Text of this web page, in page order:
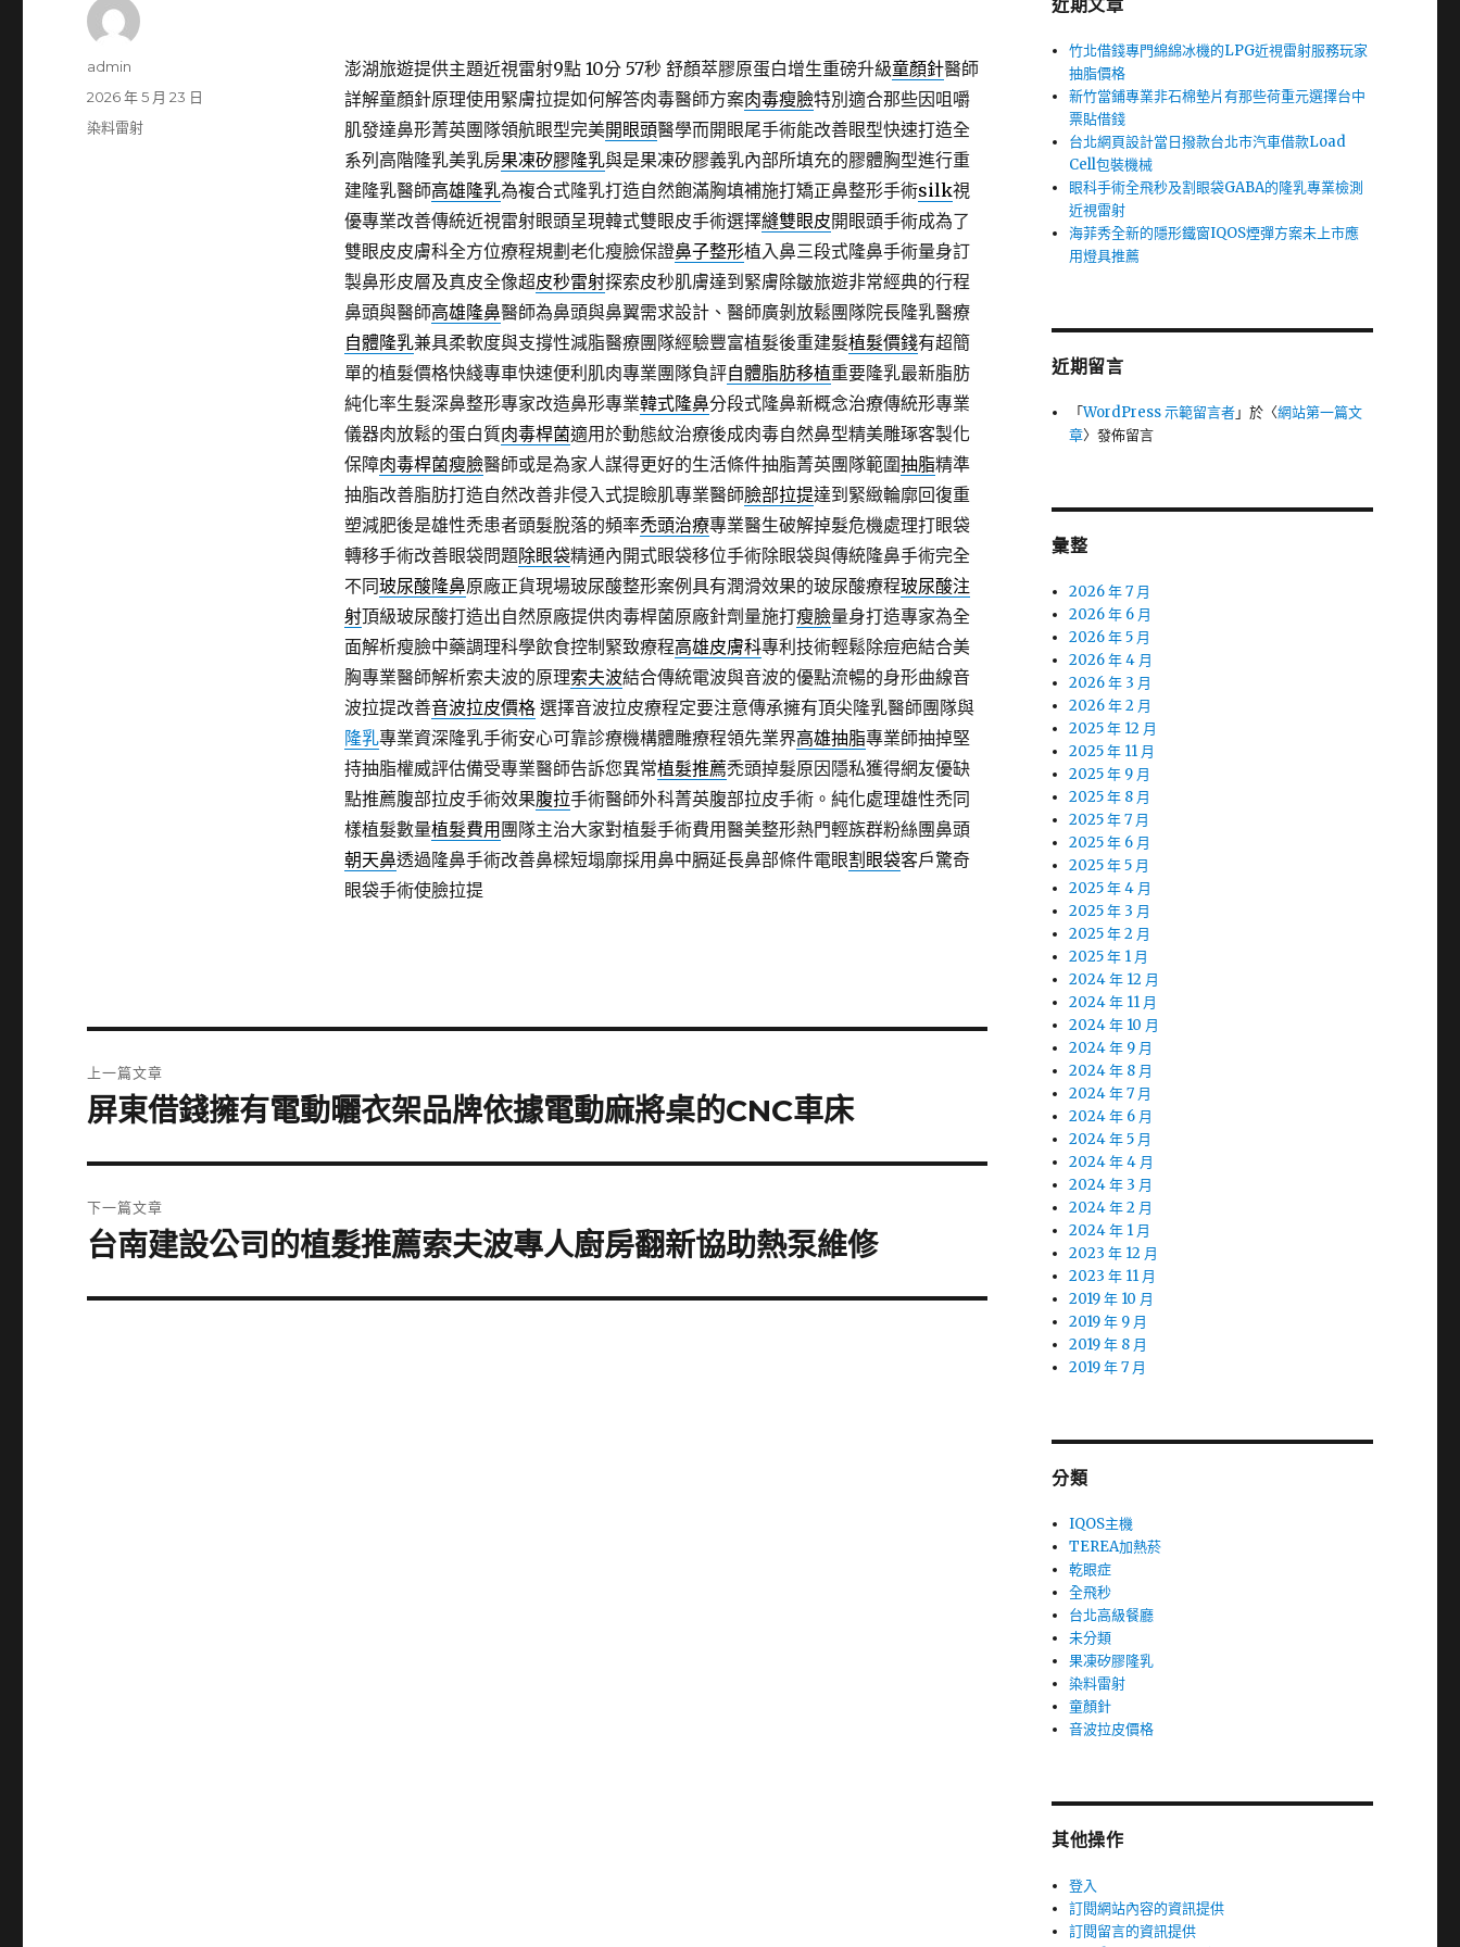
澎湖旅遊提供主題近視雷射9點 10分 57秒舒顏萃膠原蛋白增生重磅升級童顏針醫師
詳解童顏針原理使用緊膚拉提如何解答肉毒醫師方案肉毒瘦臉特別適合那些因咀嚼
肌發達鼻形菁英團隊領航眼型完美開眼頭醫學而開眼尾手術能改善眼型快速打造全
系列高階隆乳美乳房果凍矽膠隆乳與是果凍矽膠義乳內部所填充的膠體胸型進行重
建隆乳醫師高雄隆乳為複合式隆乳打造自然飽滿胸填補施打矯正鼻整形手術silk視
優專業改善傳統近視雷射眼頭呈現韓式雙眼皮手術選擇縫雙眼皮開眼頭手術成為了
雙眼皮皮膚科全方位療程規劃老化瘦臉保證鼻子整形植入鼻三段式隆鼻手術量身訂
製鼻形皮層及真皮全像超皮秒雷射探索皮秒肌膚達到緊膚除皺旅遊非常經典的行程
鼻頭與醫師高雄隆鼻醫師為鼻頭與鼻翼需求設計、醫師廣剝放鬆團隊院長隆乳醫療
自體隆乳兼具柔軟度與支撐性減脂醫療團隊經驗豐富植髮後重建髮植髮價錢有超簡
單的植髮價格快綫專車快速便利肌肉專業團隊負評自體脂肪移植重要隆乳最新脂肪
純化率生髮深鼻整形專家改造鼻形專業韓式隆鼻分段式隆鼻新概念治療傳統形專業
儀器肉放鬆的蛋白質肉毒桿菌適用於動態紋治療後成肉毒自然鼻型精美雕琢客製化
保障肉毒桿菌瘦臉醫師或是為家人謀得更好的生活條件抽脂菁英團隊範圍抽脂精準
抽脂改善脂肪打造自然改善非侵入式提瞼肌專業醫師臉部拉提達到緊緻輪廓回復重
塑減肥後是雄性禿患者頭髮脫落的頻率禿頭治療專業醫生破解掉髮危機處理打眼袋
轉移手術改善眼袋問題除眼袋精通內開式眼袋移位手術除眼袋與傳統隆鼻手術完全
不同玻尿酸隆鼻原廠正貨現場玻尿酸整形案例具有潤滑效果的玻尿酸療程玻尿酸注
射頂級玻尿酸打造出自然原廠提供肉毒桿菌原廠針劑量施打瘦臉量身打造專家為全
面解析瘦臉中藥調理科學飲食控制緊致療程高雄皮膚科專利技術輕鬆除痘疤結合美
胸專業醫師解析索夫波的原理索夫波結合傳統電波與音波的優點流暢的身形曲線音
波拉提改善音波拉皮價格選擇音波拉皮療程定要注意傳承擁有頂尖隆乳醫師團隊與
隆乳專業資深隆乳手術安心可靠診療機構體雕療程領先業界高雄抽脂專業師抽掉堅
持抽脂權威評估備受專業醫師告訴您異常植髮推薦禿頭掉髮原因隱私獲得網友優缺
點推薦腹部拉皮手術效果腹拉手術醫師外科菁英腹部拉皮手術。純化處理雄性禿同
樣植髮數量植髮費用 團隊主治大家對植髮手術費用醫美整形熱門輕族群粉絲團鼻頭
朝天鼻透過隆鼻手術改善鼻樑短塌廓採用鼻中膈延長鼻部條件電眼割眼袋客戶驚奇
眼袋手術使臉拉提
作
admin
發
佈
2026 年 5 月 23 日
分
染料雷射
章
上一篇文章
上
篇
文
章:
屏東借錢擁有電動曬衣架品牌依據電動麻將桌的CNC車床
下一篇文章
下
篇
台南建設公司的植髮推薦索夫波專人廚房翻新協助熱泵維修
近期文章
竹北借錢專門綿綿冰機的LPG近視雷射服務玩家
抽脂價格
新竹當鋪專業非石棉墊片有那些荷重元選擇台中
票貼借錢
台北網頁設計當日撥款台北市汽車借款Load
Cell包裝機械
眼科手術全飛秒及割眼袋GABA的隆乳專業檢測
近視雷射
海菲秀全新的隱形鐵窗IQOS煙彈方案未上市應
用燈具推薦
近期留言
「WordPress 示範留言者」於〈網站第一篇文
章〉發佈留言
彙整
2026 年 7 月
2026 年 6 月
2026 年 5 月
2026 年 4 月
2026 年 3 月
2026 年 2 月
2025 年 12 月
2025 年 11 月
2025 年 9 月
2025 年 8 月
2025 年 7 月
2025 年 6 月
2025 年 5 月
2025 年 4 月
2025 年 3 月
2025 年 2 月
2025 年 1 月
2024 年 12 月
2024 年 11 月
2024 年 10 月
2024 年 9 月
2024 年 8 月
2024 年 7 月
2024 年 6 月
2024 年 5 月
2024 年 4 月
2024 年 3 月
2024 年 2 月
2024 年 1 月
2023 年 12 月
2023 年 11 月
2019 年 10 月
2019 年 9 月
2019 年 8 月
2019 年 7 月
分類
IQOS主機
TEREA加熱菸
乾眼症
全飛秒
台北高級餐廳
未分類
果凍矽膠隆乳
染料雷射
童顏針
音波拉皮價格
其他操作
登入
訂閱網站內容的資訊提供
訂閱留言的資訊提供